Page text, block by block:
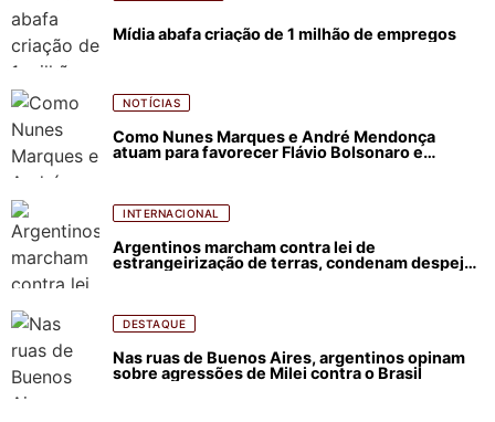
Mídia abafa criação de 1 milhão de empregos
NOTÍCIAS
Como Nunes Marques e André Mendonça
atuam para favorecer Flávio Bolsonaro e
INTERNACIONAL
Argentinos marcham contra lei de
estrangeirização de terras, condenam despejos
DESTAQUE
Nas ruas de Buenos Aires, argentinos opinam
sobre agressões de Milei contra o Brasil